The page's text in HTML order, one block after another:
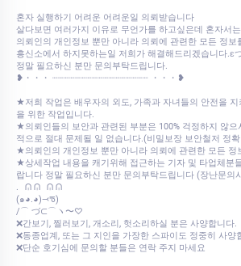
혼자 실행하기 어려운 어려운일 의뢰받습니다
살다보면 여러가지 이유로 무언가를 하고싶은데 혼자서
의뢰인의 개인정보 뿐만 아니라 의뢰에 관련한 모든 정보
흥신소에서 하지못하는일 저희가 해결해드리겠습니다
정말 필요하신 분만 문의부탁드립니다.
❥・・・ ┈┈┈┈┈┈┈┈┈┈┈┈┈┈┈┈┈ ・・・❥
★저희 작업은 배우자의 외도, 가족과 자녀들의 안전을
을 위한 작업입니다.
★의뢰인들의 보안과 관련된 부분은 100% 걱정하지 않으
적으로 절대 문제될 일 없습니다.(비밀보장 보안철저 정
★의뢰인의 개인정보 뿐만 아니라 의뢰에 관련한 모든
★상세작업 내용을 캐기위해 접근하는 기자 및 타업체분
랍니다 정말 필요하신 분만 문의부탁드립니다 (장난문의
.⠀ᕬ ᕬ⠀ᕬ ᕬ
‎(๑◕.◕)⤙ᖛ)
‎/⌒ づ⊂⌒ヽ〜♡
❌간보기, 찔러보기, 개소리, 헛소리하실 분은 사양합니다.
❌동종업계, 또는 그 지인을 가장한 스파이도 정중히 사양
❌단순 호기심에 문의할 분들은 연락 주지 마세요